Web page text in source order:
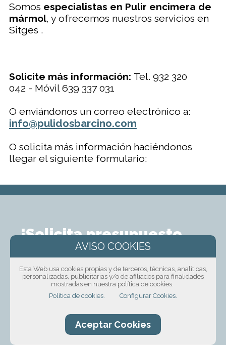
Somos especialistas en Pulir encimera de
mármol, y ofrecemos nuestros servicios en
Sitges .
Solicite más información: Tel. 932 320
042 - Móvil 639 337 031
O enviándonos un correo electrónico a:
info@pulidosbarcino.com
O solicita más información haciéndonos
llegar el siguiente formulario:
¡Solicita presupuesto
sin compromiso!
Ponte en contacto con nosotros mediante
nuestro formulario, por teléfono o correo
electrónico. Con un poco de información
ofrecerte un primer presupuesto sin
ningún compromiso.
Esta Web usa cookies propias y de terceros, técnicas, analíticas,
personalizadas, publicitarias y/o de afiliados para finalidades
mostradas en nuestra política de cookies.
Política de cookies.
Configurar Cookies.
Aceptar Cookies